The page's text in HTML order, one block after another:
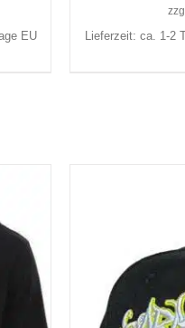
EU
Lieferzeit: ca. 1-2